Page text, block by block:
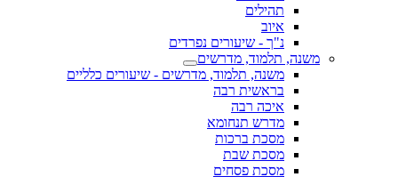
תהילים
איוב
נ"ך - שיעורים נפרדים
משנה, תלמוד, מדרשים
משנה, תלמוד, מדרשים - שיעורים כלליים
בראשית רבה
איכה רבה
מדרש תנחומא
מסכת ברכות
מסכת שבת
מסכת פסחים